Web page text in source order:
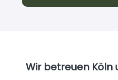
Wir betreuen Köln